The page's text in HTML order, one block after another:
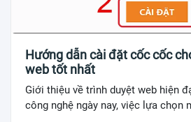
Hướng dẫn cài đặt cốc cốc
web tốt nhất
Giới thiệu về trình duyệt web hiện
công nghệ ngày nay, việc lựa chọn